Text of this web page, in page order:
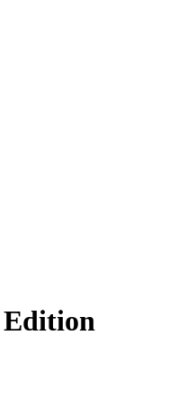
Edition